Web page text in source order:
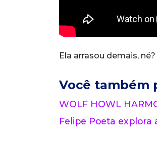
Ela arrasou demais,
Você também
WOLF HOWL
Felipe Poeta explora